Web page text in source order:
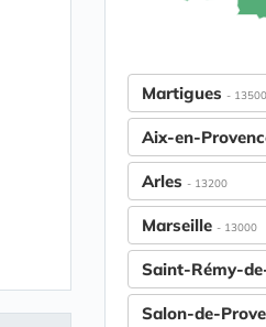
Martigues - 13500
Aix-en-
Arles - 13200
Marseille - 13000
Saint-Rémy-
Salon-de-